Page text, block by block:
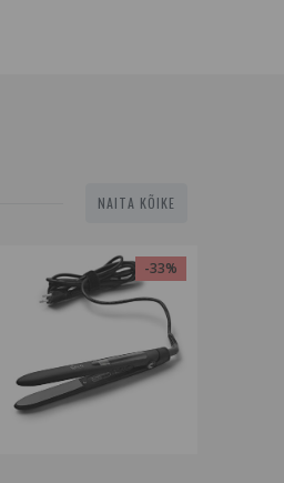
NAITA KÕIKE
-33%